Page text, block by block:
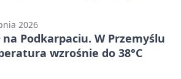
2026
na Podkarpaciu. W Przemyślu
wzrośnie do 38°C